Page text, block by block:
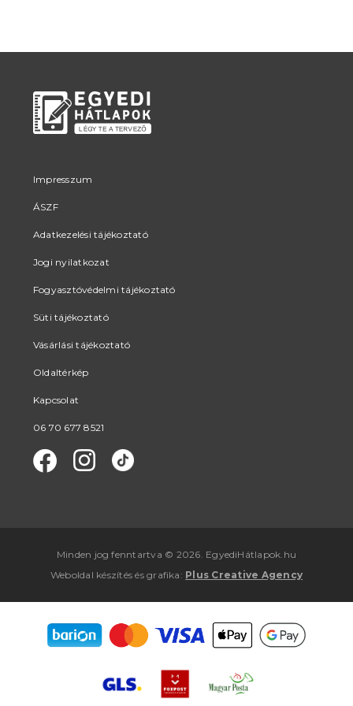
Impresszum
ÁSZF
Adatkezelési tájékoztató
Jogi nyilatkozat
Fogyasztóvédelmi tájékoztató
Süti tájékoztató
Vásárlási tájékoztató
Oldaltérkép
Kapcsolat
06 70 677 8521
Minden jog fenntartva © 2026. EgyediHátlapok.hu
Weboldal készítés ésgrafika : Plus Creative Agency